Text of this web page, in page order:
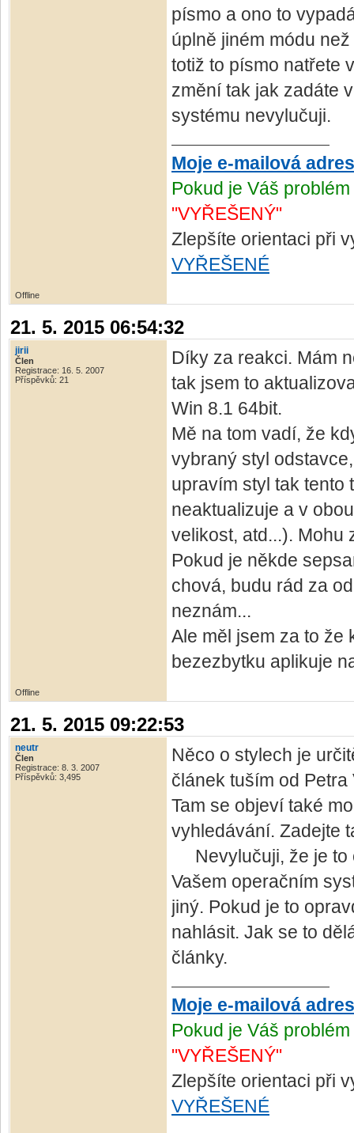
písmo a ono to
úplně jiném módu
totiž to písmo natřete
změní tak jak zadáte
systému nevylučuji.
Moje e-mailová
Pokud je Váš
"VYŘEŠENÝ"
Zlepšíte orientaci při
VYŘEŠENÉ
Offline
21. 5. 2015 06:54:32
jirii
Člen
Registrace: 16. 5. 2007
Příspěvků: 21
Díky za reakci. Mám
tak jsem to
Win 8.1 64bit.
Mě na tom vadí, že
vybraný styl
upravím styl tak tento
neaktualizuje a v
velikost, atd...). Mohu
Pokud je někde
chová, budu rád za
neznám...
Ale měl jsem za to že
bezezbytku aplikuje
Offline
21. 5. 2015 09:22:53
neutr
Člen
Registrace: 8. 3. 2007
Příspěvků: 3,495
Něco o stylech je
článek tuším od
Tam se objeví také
vyhledávání. Zadejte
Nevylučuji, že je to
Vašem operačním
jiný. Pokud je to
nahlásit. Jak se to
články.
Moje e-mailová
Pokud je Váš
"VYŘEŠENÝ"
Zlepšíte orientaci při
VYŘEŠENÉ